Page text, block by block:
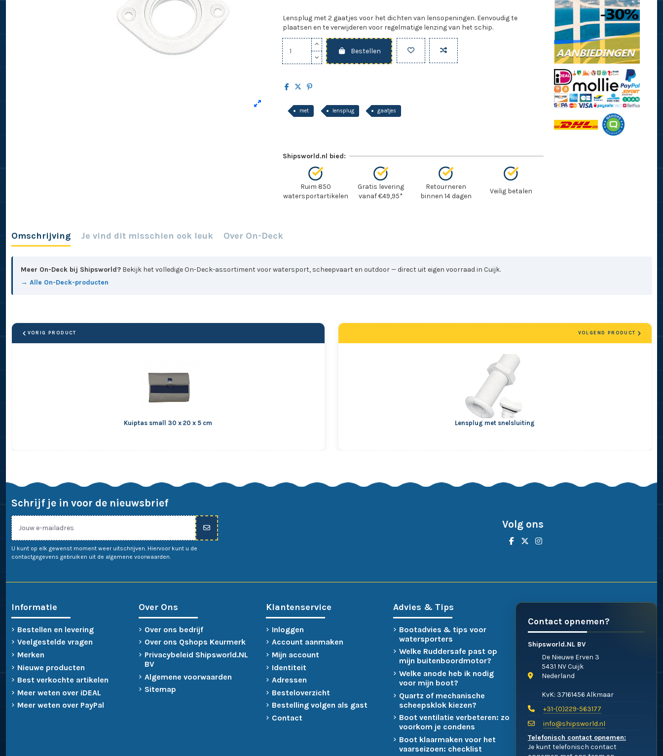
Lensplug met 2 gaatjes voor het dichten van lensopeningen. Eenvoudig te
plaatsen en te verwijderen voor regelmatige lenzing van het schip.
Bestellen
met lensplug gaatjes
Shipsworld.nl bied:
Ruim 850
watersportartikelen
Gratis levering
vanaf €49,95*
Retourneren
binnen 14 dagen
Veilig betalen
Omschrijving Je vind dit misschien ook leuk Over On-Deck
Meer On-Deck bij Shipsworld? Bekijk het volledige On-Deck-assortiment voor watersport, scheepvaart en outdoor — direct uit eigen voorraad in Cuijk.
→ Alle On-Deck-producten
VORIG PRODUCT
Kuiptas small 30 x 20 x 5 cm Lensplug met snelsluiting
VOLGEND PRODUCT
Schrijf je in voor de nieuwsbrief
U kunt op elk gewenst moment weer uitschrijven. Hiervoor kunt u de
contactgegevens gebruiken uit de algemene voorwaarden.
Volg ons
Informatie
Bestellen en levering
Veelgestelde vragen
Merken
Nieuwe producten
Best verkochte artikelen
Meer weten over iDEAL
Meer weten over PayPal
Over Ons
Over ons bedrijf
Over ons Qshops Keurmerk
Privacybeleid Shipsworld.NL
BV
Algemene voorwaarden
Sitemap
Klantenservice
Inloggen
Account aanmaken
Mijn account
Identiteit
Adressen
Besteloverzicht
Bestelling volgen als gast
Contact
Advies & Tips
Bootadvies & tips voor
watersporters
Welke Ruddersafe past op
mijn buitenboordmotor?
Welke anode heb ik nodig
voor mijn boot?
Quartz of mechanische
scheepsklok kiezen?
Boot ventilatie verbeteren: zo
voorkom je condens
Boot klaarmaken voor het
vaarseizoen: checklist
Contact opnemen?
Shipsworld.NL BV
De Nieuwe Erven 3
5431 NV Cuijk
Nederland
KvK: 37161456 Alkmaar
+31-(0)229-563177
info@shipsworld.nl
Telefonisch contact opnemen:
Je kunt telefonisch contact